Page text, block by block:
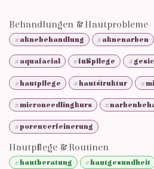
Behandlungen & Hautprobleme
#aknebehandlung #aknenarben
#aquafacial #fußpflege
#hautpflege #hautstruktur
#microneedlingkurs
#porenverfeinerung
Hautpflege & Routinen
#hautberatung #hautgesundheit